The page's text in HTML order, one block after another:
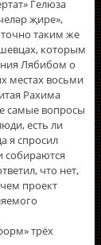
Гелюза
җире»,
точно таким же
которым
Лябибом о
местах восьми
Рахима
самые вопросы
есть ли
я спросил
собираются
что нет,
проект
трёх